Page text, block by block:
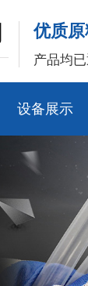
优质原
产品均
设备展示